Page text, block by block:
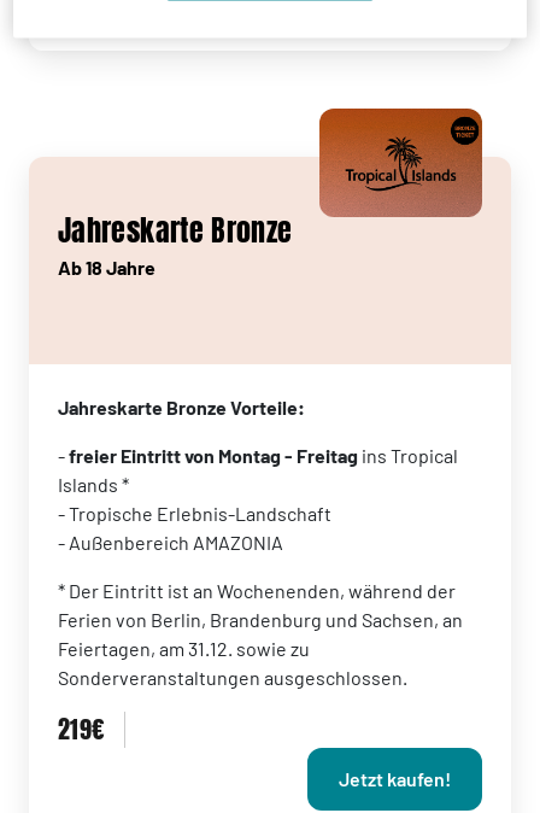
Jahreskarte Bronze
Ab 18 Jahre
Jahreskarte Bronze Vorteile:
-freier Eintritt von Montag - Freitag ins Tropical
Islands *
- Tropische Erlebnis-Landschaft
- Außenbereich AMAZONIA
* Der Eintritt ist an Wochenenden, während der
Ferien von Berlin, Brandenburg und Sachsen, an
Feiertagen, am 31.12. sowie zu
Sonderveranstaltungen ausgeschlossen.
219€
Jetzt kaufen!